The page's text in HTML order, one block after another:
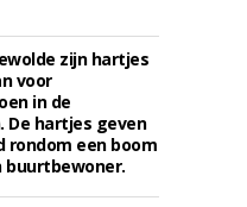
zijn hartjes
voor
in de
De hartjes geven
rondom een boom
buurtbewoner.